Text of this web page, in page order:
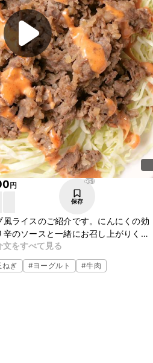
円 951
保存
ライスのご紹介です。にんにくの効
のソースと一緒にお召し上がりくだ
すが、お好みでパンやトルティーヤ
文をすべて見る
ねぎ #ヨーグルト #牛肉